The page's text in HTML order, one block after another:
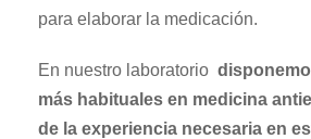
para elaborar la medicación.
En nuestro laboratorio
más habituales en medicina
de la experiencia necesaria en